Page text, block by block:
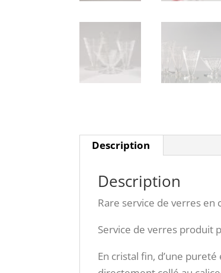
Description
Description
Rare service de verres en
Service de verres produit
En cristal fin, d’une